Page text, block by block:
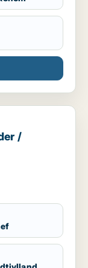
/ økonomichef
/